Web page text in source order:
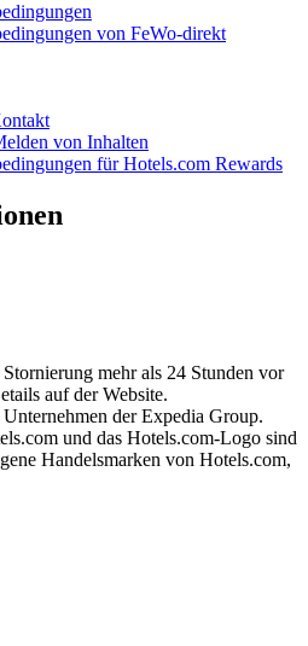
von FeWo-direkt
von Inhalten
für Hotels.com Rewards
mehr als 24 Stunden vor
auf der Website.
der Expedia Group.
und das Hotels.com-Logo sind
Handelsmarken von Hotels.com,